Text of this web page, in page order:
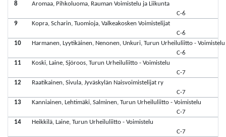
8
Aromaa, Pihkoluoma, Rauman Voimistelu ja Liikunta
C-6
9
Kopra, Scharin, Tuomioja, Valkeakosken Voimistelijat
C-6
10
Harmanen, Lyytikäinen, Nenonen, Unkuri, Turun Urheiluliitto - Voimistelu
C-6
11
Koski, Laine, Sjöroos, Turun Urheiluliitto - Voimistelu
C-7
12
Raatikainen, Sivula, Jyväskylän Naisvoimistelijat ry
C-7
13
Kanniainen, Lehtimäki, Salminen, Turun Urheiluliitto - Voimistelu
C-7
14
Heikkilä, Laine, Turun Urheiluliitto - Voimistelu
C-7